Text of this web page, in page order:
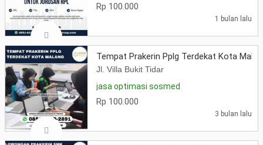
Rp 100.000
1 bulan lalu
Tempat Prakerin Pplg Terdekat Kota
Jl. Villa Bukit Tidar
jasa optimasi sosmed
Rp 100.000
3 bulan lalu